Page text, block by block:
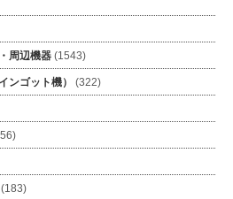
周辺機器 (1543)
ンゴット機） (322)
(183)